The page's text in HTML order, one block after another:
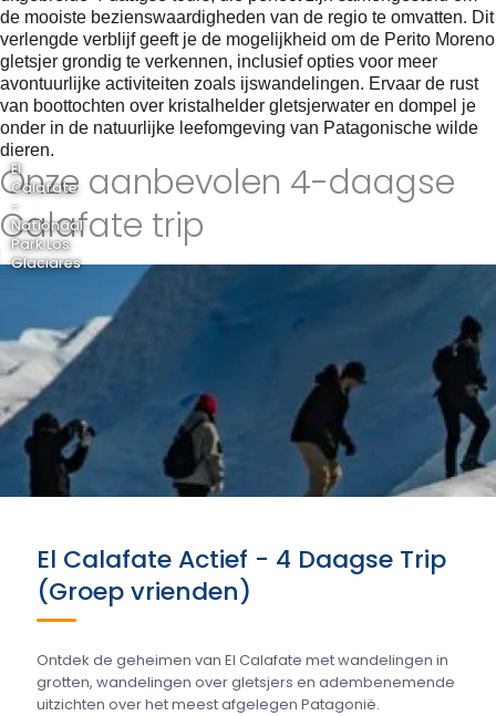
de mooiste bezienswaardigheden van de regio te omvatten. Dit
verlengde verblijf geeft je de mogelijkheid om de Perito Moreno
gletsjer grondig te verkennen, inclusief opties voor meer
avontuurlijke activiteiten zoals ijswandelingen. Ervaar de rust
van boottochten over kristalhelder gletsjerwater en dompel je
onder in de natuurlijke leefomgeving van Patagonische wilde
dieren.
Onze aanbevolen 4-daagse
Calafate trip
El
Calafate
-
Nationaal
Park Los
Glaciares
El Calafate Actief - 4 Daagse Trip
(Groep vrienden)
Ontdek de geheimen van El Calafate met wandelingen in
grotten, wandelingen over gletsjers en adembenemende
uitzichten over het meest afgelegen Patagonië.